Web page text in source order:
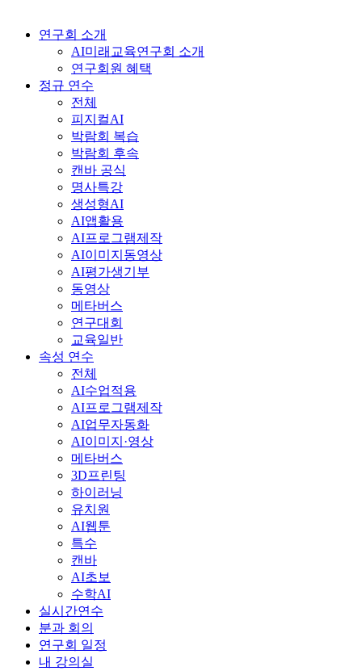
연구회 소개
AI미래교육연구회 소개
연구회원 혜택
정규 연수
전체
피지컬AI
박람회 복습
박람회 후속
캔바 공식
명사특강
생성형AI
AI앱활용
AI프로그램제작
AI이미지동영상
AI평가생기부
동영상
메타버스
연구대회
교육일반
속성 연수
전체
AI수업적용
AI프로그램제작
AI업무자동화
AI이미지·영상
메타버스
3D프린팅
하이러닝
유치원
AI웹툰
특수
캔바
AI초보
수학AI
실시간연수
분과 회의
연구회 일정
내 강의실